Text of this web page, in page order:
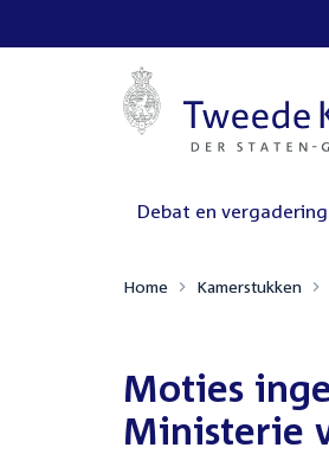
Debat en vergadering
Home Kamerstukken
Moties
Ministerie